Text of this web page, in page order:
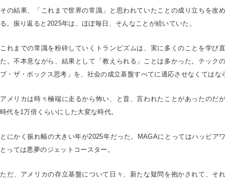
その結果、「これまで世界の常識」と思われていたことの成り立ちを改
る。振り返ると2025年は、ほぼ毎日、そんなことが続いていた。
これまでの常識を粉砕していくトランピズムは、実に多くのことを学び
た。不本意ながら、結果として「教えられる」ことは多かった。テック
ブ・ザ・ボックス思考」を、社会の成立基盤すべてに適応させなくてはな
アメリカは時々極端に走るから怖い、と昔、言われたことがあったのだ
時代を1万倍くらいにした大変な時代。
とにかく振れ幅の大きい年が2025年だった。MAGAにとってはハッピア
とっては悪夢のジェットコースター。
ただ、アメリカの存立基盤について日々、新たな疑問を抱かされて、そ